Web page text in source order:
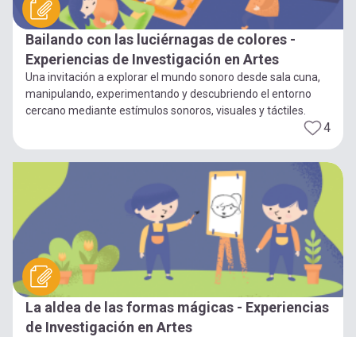
Bailando con las luciérnagas de colores -
Experiencias de Investigación en Artes
Una invitación a explorar el mundo sonoro desde sala cuna,
manipulando, experimentando y descubriendo el entorno
cercano mediante estímulos sonoros, visuales y táctiles.
4
La aldea de las formas mágicas - Experiencias
de Investigación en Artes